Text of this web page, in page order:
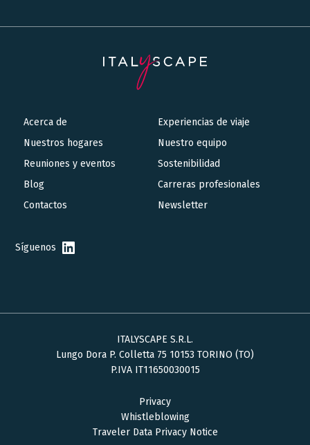
Main
navigation
Acerca de
Experiencias de viaje
Nuestros hogares
Nuestro equipo
Reuniones y eventos
Sostenibilidad
Blog
Carreras profesionales
Contactos
Newsletter
Síguenos
ITALYSCAPE S.R.L.
Lungo Dora P. Colletta 75 10153 TORINO (TO)
P.IVA IT11650030015
Privacy
Whistleblowing
Traveler Data Privacy Notice